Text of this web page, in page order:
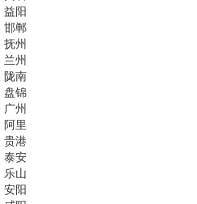
益阳
邯郸
抚州
兰州
陇南
盘锦
广州
阿里
贵港
泰安
乐山
安阳